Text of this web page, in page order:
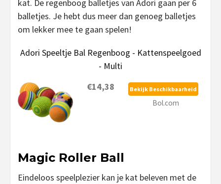
kat. De regenboog balletjes van Adori gaan per 6
balletjes. Je hebt dus meer dan genoeg balletjes
om lekker mee te gaan spelen!
Adori Speeltje Bal Regenboog - Kattenspeelgoed
- Multi
€14,38
Bekijk Beschikbaarheid
Bol.com
Magic Roller Ball
Eindeloos speelplezier kan je kat beleven met de